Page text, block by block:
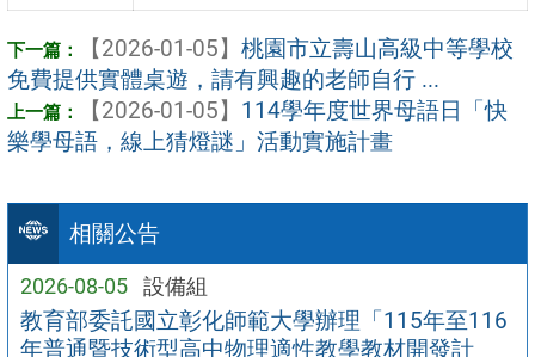
相關公告
2026-08-05 設備組
教育部委託國立彰化師範大學辦理「115年至116
年普通暨技術型高中物理適性教學教材開發計
【2026-01-05】 桃園市立壽山高級中等學校
免費提供實體桌遊，請有興趣的老師自行 ...
【2026-01-05】 114學年度世界母語日「快
樂學母語，線上猜燈謎」活動實施計畫